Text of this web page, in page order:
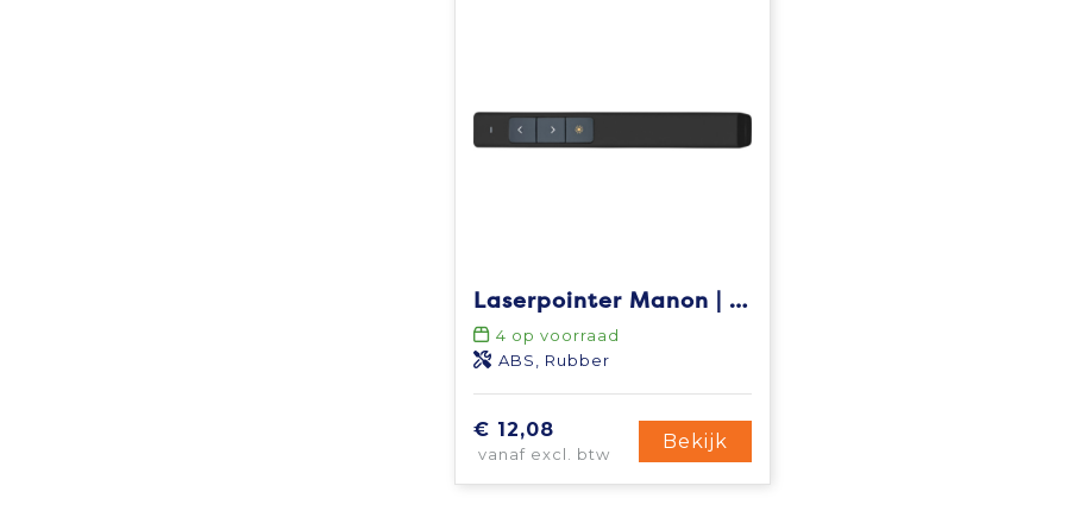
Laserpointer Manon | Kunststof | USB oplaadbaar
4 op voorraad
ABS, Rubber
€ 12,08
vanaf excl. btw
Bekijk